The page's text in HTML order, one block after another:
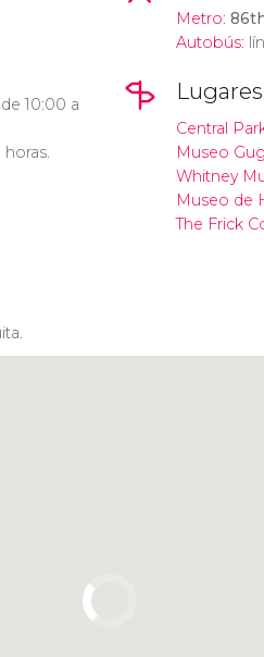
10:00 a
Metro:
Autobús:
Central
Museo
Whitney
Museo de
The Frick